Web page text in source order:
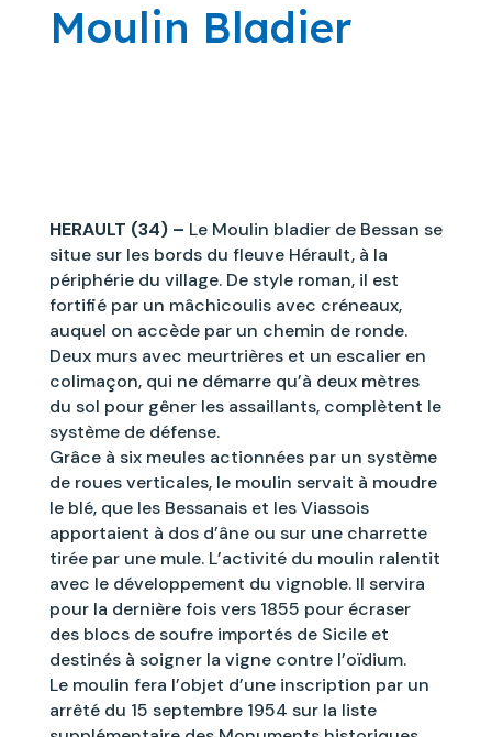
Moulin Bladier
HERAULT (34) – Le Moulin bladier de Bessan se
situe sur les bords du fleuve Hérault, à la
périphérie du village. De style roman, il est
fortifié par un mâchicoulis avec créneaux,
auquel on accède par un chemin de ronde.
Deux murs avec meurtrières et un escalier en
colimaçon, qui ne démarre qu’à deux mètres
du sol pour gêner les assaillants, complètent le
système de défense.
Grâce à six meules actionnées par un système
de roues verticales, le moulin servait à moudre
le blé, que les Bessanais et les Viassois
apportaient à dos d’âne ou sur une charrette
tirée par une mule. L’activité du moulin ralentit
avec le développement du vignoble. Il servira
pour la dernière fois vers 1855 pour écraser
des blocs de soufre importés de Sicile et
destinés à soigner la vigne contre l’oïdium.
Le moulin fera l’objet d’une inscription par un
arrêté du 15 septembre 1954 sur la liste